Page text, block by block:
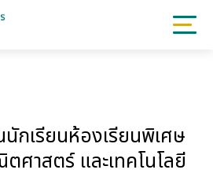
กเรียนห้องเรียนพิเศษ
ศาสตร์ และเทคโนโลยี